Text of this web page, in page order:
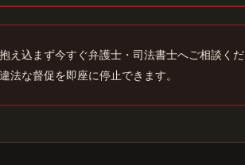
え込まず今すぐ弁護士・司法書士へご相談くだ
法な督促を即座に停止できます。